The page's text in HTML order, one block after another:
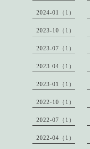
2024-01（1）
2023-10（1）
2023-07（1）
2023-04（1）
2023-01（1）
2022-10（1）
2022-07（1）
2022-04（1）